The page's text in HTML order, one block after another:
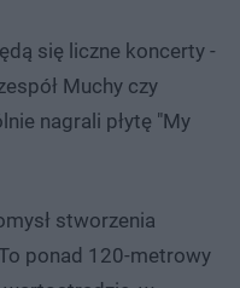
się liczne koncerty -
Muchy czy
nagrali płytę "My
stworzenia
ponad 120-metrowy